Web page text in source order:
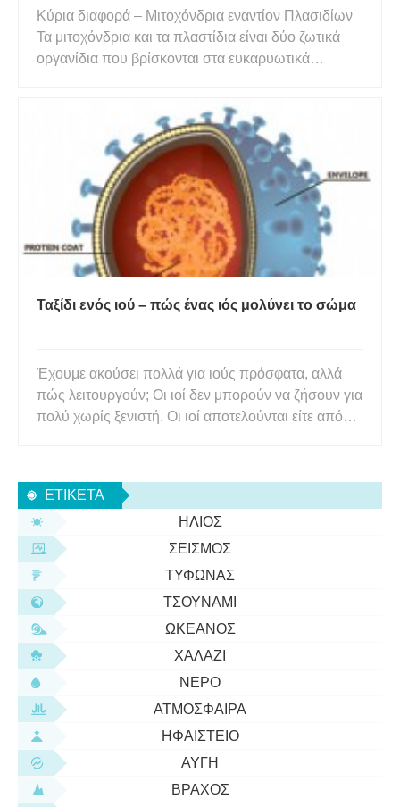
Κύρια διαφορά – Μιτοχόνδρια εναντίον Πλασιδίων
Τα μιτοχόνδρια και τα πλαστίδια είναι δύο ζωτικά
οργανίδια που βρίσκονται στα ευκαρυωτικά
υγρό μέσα τους. Η κύρια διαφορά μεταξύ
μιτοχονδρίων και πλαστιδίων είναι
Ταξίδι ενός ιού – πώς ένας ιός μολύνει το σώμα
Έχουμε ακούσει πολλά για ιούς πρόσφατα, αλλά
πώς λειτουργούν; Οι ιοί δεν μπορούν να ζήσουν για
πολύ χωρίς ξενιστή. Οι ιοί αποτελούνται είτε από
ένα επιπλέον λιπαρό περίβλημα για την προστασία
του γενετικού τ
ΕΤΙΚΈΤΑ
ΉΛΙΟΣ
ΣΕΙΣΜΌΣ
ΤΥΦΏΝΑΣ
ΤΣΟΥΝΆΜΙ
ΩΚΕΑΝΌΣ
ΧΑΛΆΖΙ
ΝΕΡΌ
ΑΤΜΌΣΦΑΙΡΑ
ΗΦΑΊΣΤΕΙΟ
ΑΥΓΉ
ΒΡΆΧΟΣ